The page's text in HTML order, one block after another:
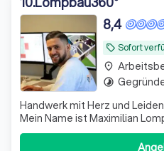
local_offer Sofort
8,4
Handwerk mit Herz und
Mein Name ist Maximilian
Inhaber von LompBau360. Ich bin gelernter Maler und
Lackierer und arbeite seit
place
timelapse